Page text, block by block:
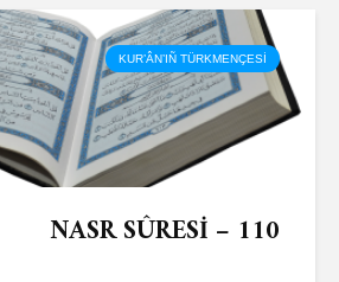
KUR’ÂN’IÑ TÜRKMENÇESİ
NASR SÛRESİ – 110